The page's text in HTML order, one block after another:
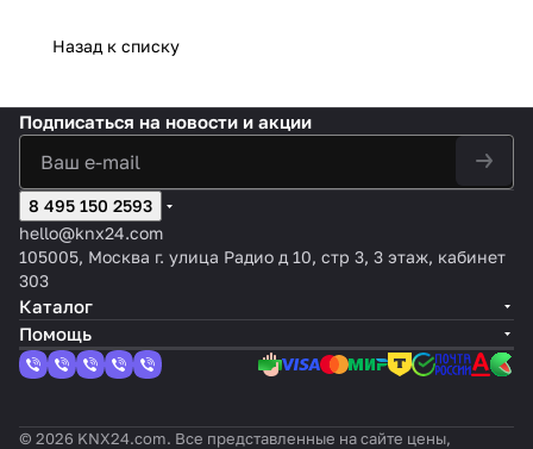
Назад к списку
Подписаться на новости и акции
8 495 150 2593
hello@knx24.com
105005, Москва г. улица Радио д 10, стр 3, 3 этаж, кабинет
303
Каталог
Помощь
© 2026 KNX24.com. Все представленные на сайте цены,